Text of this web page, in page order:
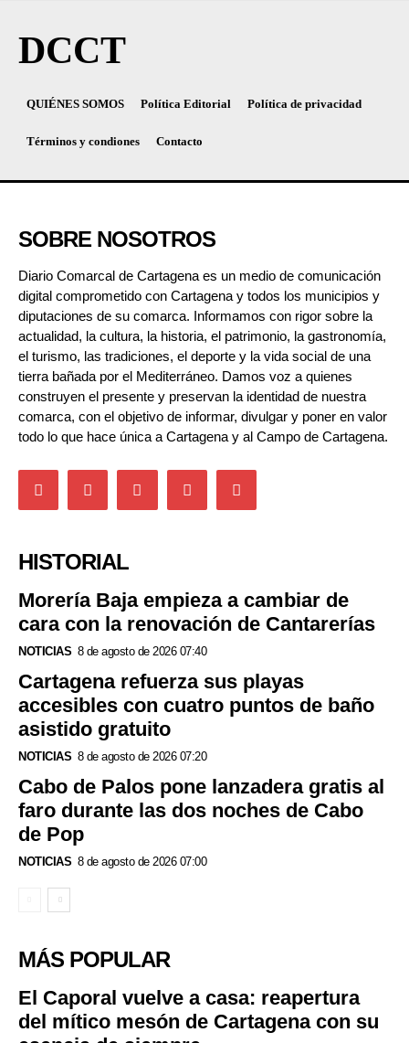
DCCT
QUIÉNES SOMOS Política Editorial Política de privacidad
Términos y condiones Contacto
SOBRE NOSOTROS
Diario Comarcal de Cartagena es un medio de comunicación
digital comprometido con Cartagena y todos los municipios y
diputaciones de su comarca. Informamos con rigor sobre la
actualidad, la cultura, la historia, el patrimonio, la gastronomía,
el turismo, las tradiciones, el deporte y la vida social de una
tierra bañada por el Mediterráneo. Damos voz a quienes
construyen el presente y preservan la identidad de nuestra
comarca, con el objetivo de informar, divulgar y poner en valor
todo lo que hace única a Cartagena y al Campo de Cartagena.
HISTORIAL
Morería Baja empieza a cambiar de
cara con la renovación de Cantarerías
NOTICIAS 8 de agosto de 2026 07:40
Cartagena refuerza sus playas
accesibles con cuatro puntos de baño
asistido gratuito
NOTICIAS 8 de agosto de 2026 07:20
Cabo de Palos pone lanzadera gratis al
faro durante las dos noches de Cabo
de Pop
NOTICIAS 8 de agosto de 2026 07:00
MÁS POPULAR
El Caporal vuelve a casa: reapertura
del mítico mesón de Cartagena con su